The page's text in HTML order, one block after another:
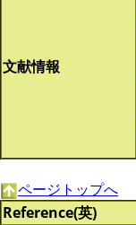
文献情報
ページトップへ
Reference(英)